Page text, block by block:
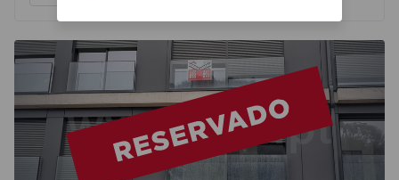
Apartamento T0 Matosinhos, Caulinos - 1507737 - 10